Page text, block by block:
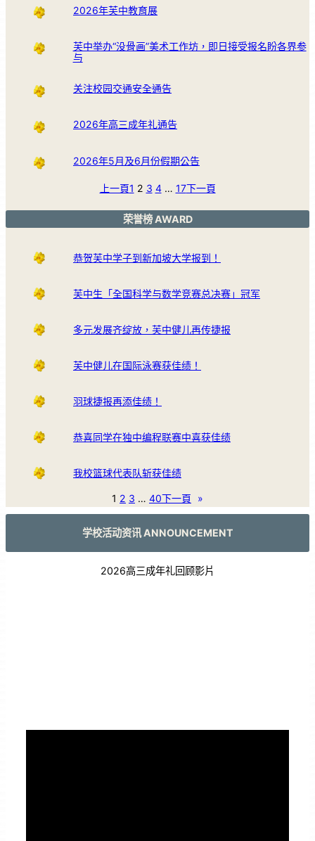
2026年芙中教育展
芙中举办“没骨画”美术工作坊，即日接受报名盼各界参
与
关注校园交通安全通告
2026年高三成年礼通告
2026年5月及6月份假期公告
上一頁1 2 3 4 … 17下一頁
荣誉榜 AWARD
恭贺芙中学子到新加坡大学报到！
芙中生「全国科学与数学竞赛总决赛」冠军
多元发展齐绽放，芙中健儿再传捷报
芙中健儿在国际泳赛获佳绩！
羽球捷报再添佳绩！
恭喜同学在独中编程联赛中喜获佳绩
我校篮球代表队斩获佳绩
1 2 3 … 40下一頁 »
学校活动资讯 ANNOUNCEMENT
2026高三成年礼回顾影片